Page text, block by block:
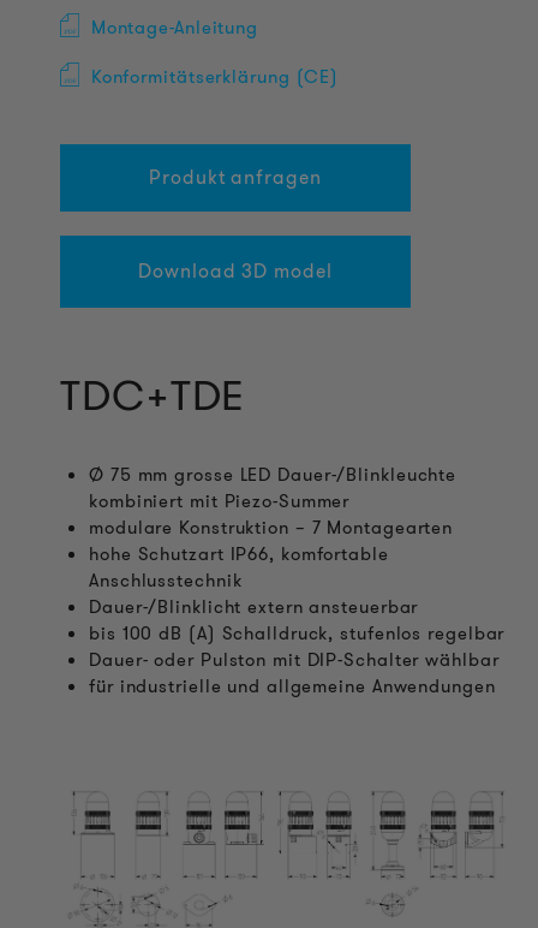
Montage-Anleitung
Konformitätserklärung (CE)
Produkt anfragen
Download 3D model
TDC+TDE
Ø 75 mm grosse LED Dauer-/Blinkleuchte
kombiniert mit Piezo-Summer
modulare Konstruktion – 7 Montagearten
hohe Schutzart IP66, komfortable
Anschlusstechnik
Dauer-/Blinklicht extern ansteuerbar
bis 100 dB (A) Schalldruck, stufenlos regelbar
Dauer- oder Pulston mit DIP-Schalter wählbar
für industrielle und allgemeine Anwendungen